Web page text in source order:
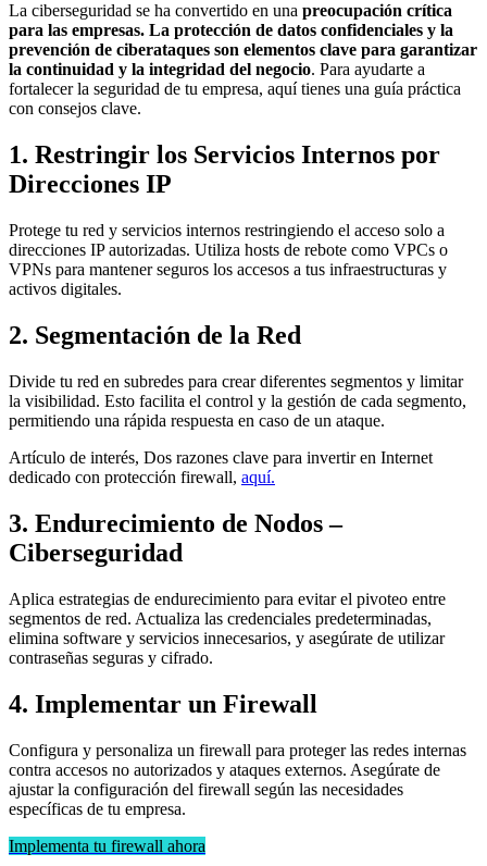
La ciberseguridad se ha convertido en una preocupación crítica
para las empresas. La protección de datos confidenciales y la
prevención de ciberataques son elementos clave para garantizar
la continuidad y la integridad del negocio. Para ayudarte a
fortalecer la seguridad de tu empresa, aquí tienes una guía práctica
con consejos clave.
1. Restringir los Servicios Internos por
Direcciones IP
Protege tu red y servicios internos restringiendo el acceso solo a
direcciones IP autorizadas. Utiliza hosts de rebote como VPCs o
VPNs para mantener seguros los accesos a tus infraestructuras y
activos digitales.
2. Segmentación de la Red
Divide tu red en subredes para crear diferentes segmentos y limitar
la visibilidad. Esto facilita el control y la gestión de cada segmento,
permitiendo una rápida respuesta en caso de un ataque.
Artículo de interés, Dos razones clave para invertir en Internet
dedicado con protección firewall, aquí.
3. Endurecimiento de Nodos–
Ciberseguridad
Aplica estrategias de endurecimiento para evitar el pivoteo entre
segmentos de red. Actualiza las credenciales predeterminadas,
elimina software y servicios innecesarios, y asegúrate de utilizar
contraseñas seguras y cifrado.
4. Implementar un Firewall
Configura y personaliza un firewall para proteger las redes internas
contra accesos no autorizados y ataques externos. Asegúrate de
ajustar la configuración del firewall según las necesidades
específicas de tu empresa.
Implementa tu firewall ahora